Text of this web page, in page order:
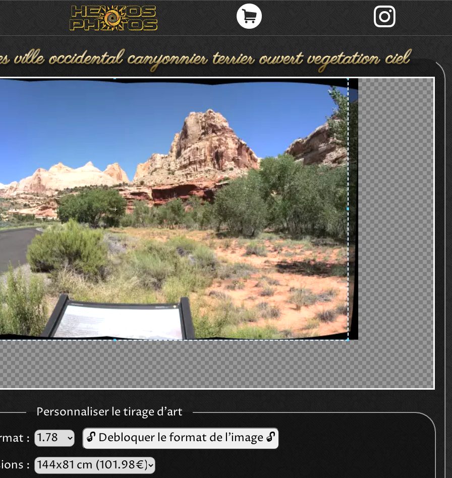
ville occidental canyonnier terrier ouvert vegetation ciel
sec naturel montagneux arrie
Personnaliser le tirage d'art
:
🔓 Debloquer le format de l'image 🔓
: